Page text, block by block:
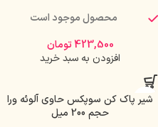
محصول موجود است
423,500تومان
افزودن به سبد خرید
شیر پاک کن سوپکس حاوی آلوئه ورا
حجم 200 میل